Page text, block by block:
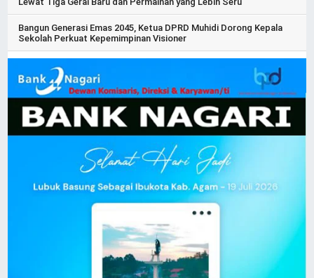
Bangun Generasi Emas 2045, Ketua DPRD Muhidi Dorong Kepala
Sekolah Perkuat Kepemimpinan Visioner